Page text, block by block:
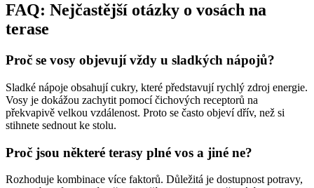
FAQ: Nejčastější otázky o vosách na
terase
Proč se vosy objevují vždy u sladkých nápojů?
Sladké nápoje obsahují cukry, které představují rychlý zdroj energie.
Vosy je dokážou zachytit pomocí čichových receptorů na
překvapivě velkou vzdálenost. Proto se často objeví dřív, než si
stihnete sednout ke stolu.
Proč jsou některé terasy plné vos a jiné ne?
Rozhoduje kombinace více faktorů. Důležitá je dostupnost potravy,